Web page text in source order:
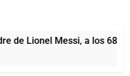
de Lionel Messi, a los 68